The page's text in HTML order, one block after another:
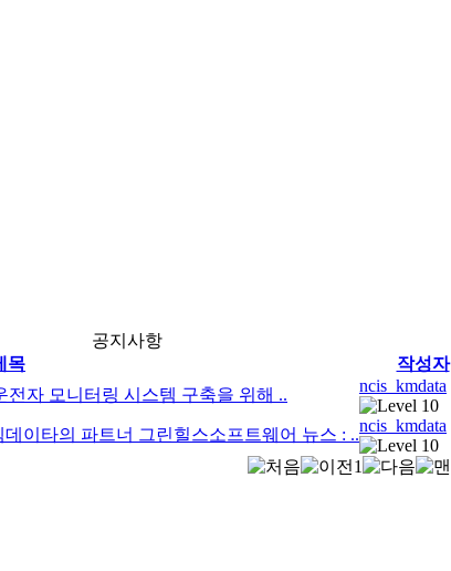
공지사항
목 작성자
전자 모니터링 시스템 구축을 위해 .. ncis_kmdata
데이타의 파트너 그린힐스소프트웨어 뉴스 : ..ncis_kmdata
1